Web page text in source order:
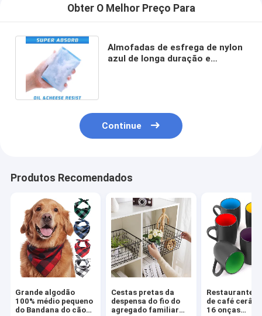
Obter O Melhor Preço Para
Almofadas de esfrega de nylon
azul de longa duração e
Continue
Produtos Recomendados
Grande algodão
100% médio pequeno
do Bandana do cão
Cestas pretas da
despensa do fio do
agregado familiar
Restaurante
de café
16 onças